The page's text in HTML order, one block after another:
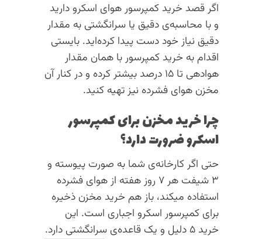
اگر قصد خرید کمپرسور هوای اسکرو دارید
و با محاسبه‌ی دقیق یا سرانگشتی به مقدار
دقیق نیاز خود دست پیدا کرده‌اید. بایستی
اقدام به خرید کمپرسور با همان مقدار
هوادهی تا ۱۵ درصد بیشتر کرده و در کنار آن
مخزن هوای فشرده نیز تهیه کنید.
چرا خرید مخزن برای کمپرسور
اسکرو ضرورت دارد؟
حتی اگر کارخانه‌ی شما به صورت پیوسته و
۳ شیفت هر ۷ روز هفته از هوای فشرده‌
استفاده میکند، باز هم خرید مخزن ذخیره
برای کمپرسور اسکرو اجباری است. این
خرید ۵ دلیل و یک قاعده‌ی سرانگشتی دارد.